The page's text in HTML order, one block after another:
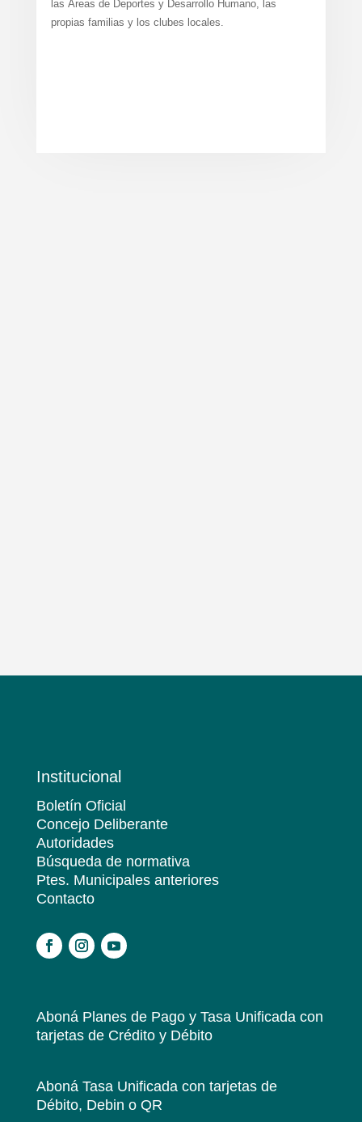
las Áreas de Deportes y Desarrollo Humano, las
propias familias y los clubes locales.
Institucional
Boletín Oficial
Concejo Deliberante
Autoridades
Búsqueda de normativa
Ptes. Municipales anteriores
Contacto
Aboná Planes de Pago y Tasa Unificadacon
tarjetas de Crédito y Débito
Aboná Tasa Unificadacon tarjetas de
Débito, Debin o QR